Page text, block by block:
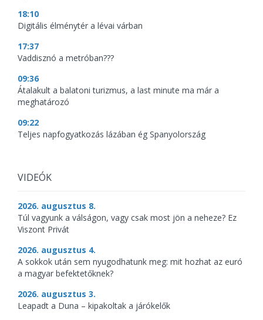
18:10
Digitális élménytér a lévai várban
17:37
Vaddisznó a metróban???
09:36
Átalakult a balatoni turizmus, a last minute ma már a
meghatározó
09:22
Teljes napfogyatkozás lázában ég Spanyolország
VIDEÓK
2026. augusztus 8.
Túl vagyunk a válságon, vagy csak most jön a neheze? Ez
Viszont Privát
2026. augusztus 4.
A sokkok után sem nyugodhatunk meg: mit hozhat az euró
a magyar befektetőknek?
2026. augusztus 3.
Leapadt a Duna – kipakoltak a járókelők